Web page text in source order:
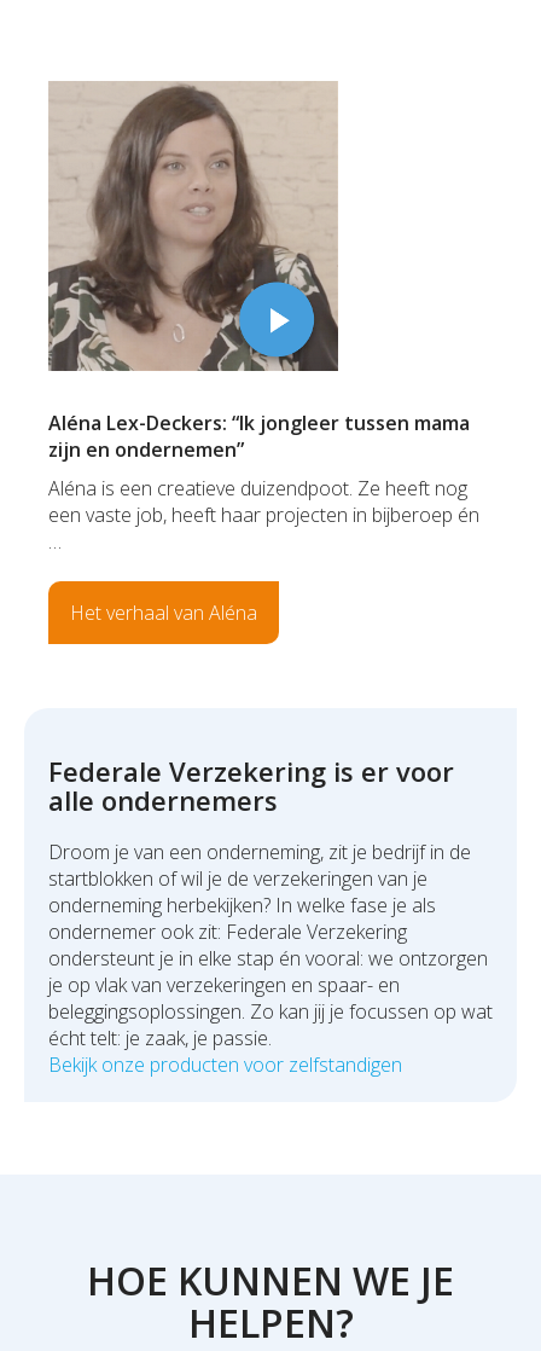
Aléna Lex-Deckers: “Ik jongleer tussen mama
zijn en ondernemen”
Aléna is een creatieve duizendpoot. Ze heeft nog
een vaste job, heeft haar projecten in bijberoep én
…
Het verhaal van Aléna
Federale Verzekering is er voor
alle ondernemers
Droom je van een onderneming, zit je bedrijf in de
startblokken of wil je de verzekeringen van je
onderneming herbekijken? In welke fase je als
ondernemer ook zit: Federale Verzekering
ondersteunt je in elke stap én vooral: we ontzorgen
je op vlak van verzekeringen en spaar- en
beleggingsoplossingen. Zo kan jij je focussen op wat
écht telt: je zaak, je passie.
Bekijk onze producten voor zelfstandigen
HOE KUNNEN WE JE
HELPEN?